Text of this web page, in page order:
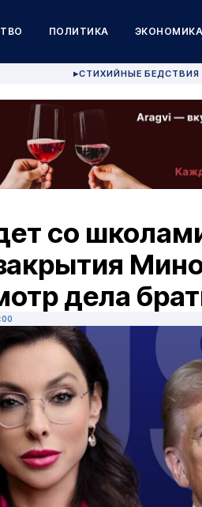
ПОЛИТИКА ЭКОНОМИКА
▶СТИХИЙНЫЕ БЕДСТВИЯ
со
дела